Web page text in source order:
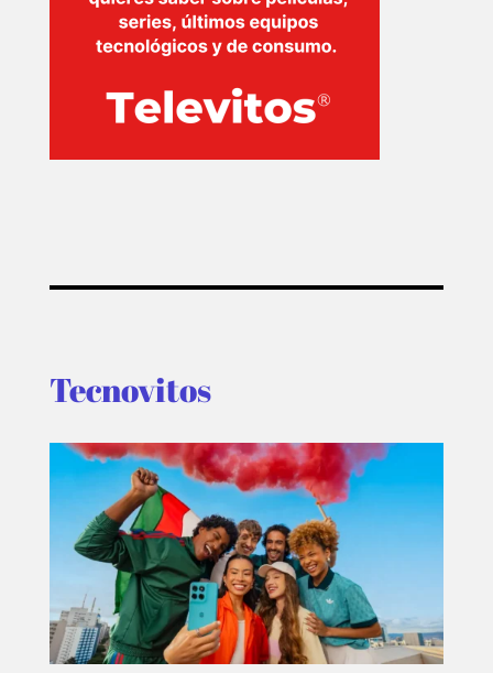
Tecnovitos